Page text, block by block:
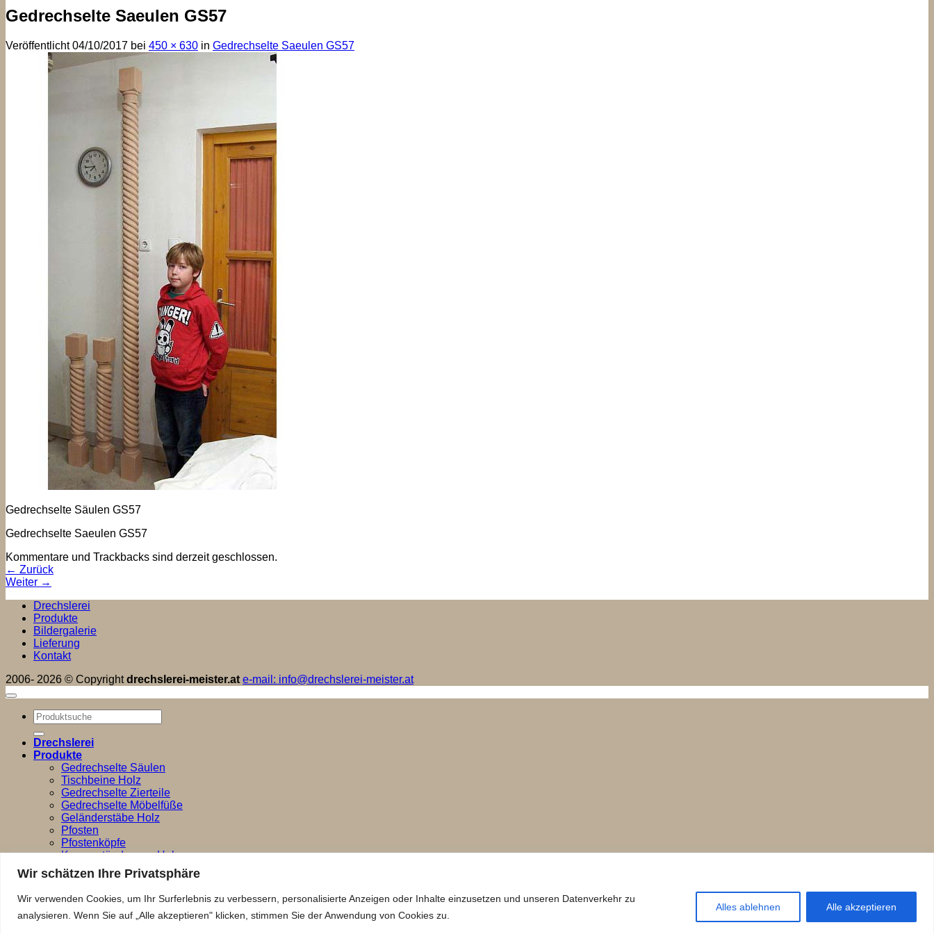
Wir schätzen Ihre Privatsphäre
Wir verwenden Cookies, um Ihr Surferlebnis zu verbessern, personalisierte Anzeigen oder Inhalte einzusetzen und unseren Datenverkehr zu
analysieren. Wenn Sie auf „Alle akzeptieren" klicken, stimmen Sie der Anwendung von Cookies zu.
Alles ablehnen Alle akzeptieren
Gedrechselte Saeulen GS57
Veröffentlicht04/10/2017 bei 450 × 630 in Gedrechselte Saeulen GS57
Gedrechselte Säulen GS57
Gedrechselte Saeulen GS57
Kommentare und Trackbacks sind derzeit geschlossen.
← Zurück
Weiter →
Drechslerei
Produkte
Bildergalerie
Lieferung
Kontakt
2006- 2026 © Copyrightdrechslerei-meister.at e-mail: info@drechslerei-meister.at
Suchen
nach:
Drechslerei
Produkte
Gedrechselte Säulen
Tischbeine Holz
Gedrechselte Zierteile
Gedrechselte Möbelfüße
Geländerstäbe Holz
Pfosten
Pfostenköpfe
Kerzenständer aus Holz
Tischuhren
Tischleuchte Holz
Bildergalerie
Lieferung
Kontakt